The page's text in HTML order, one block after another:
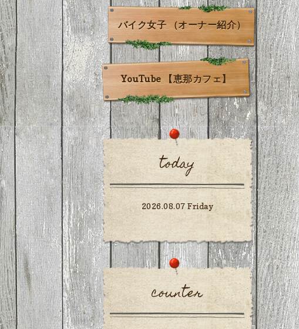
バイク女子 （オーナー紹介）
YouTube 【恵那カフェ】
today
2026.08.07 Friday
counter